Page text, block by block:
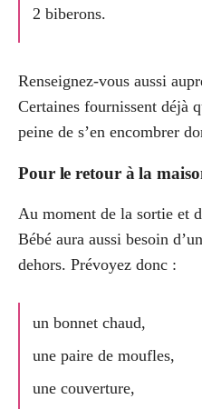
2 biberons.
Renseignez-vous aussi
Certaines fournissent déjà
peine de s’en encombrer
Pour le retour à la
Au moment de la sortie et
Bébé aura aussi besoin
dehors. Prévoyez donc :
un bonnet chaud,
une paire de moufles,
une couverture,